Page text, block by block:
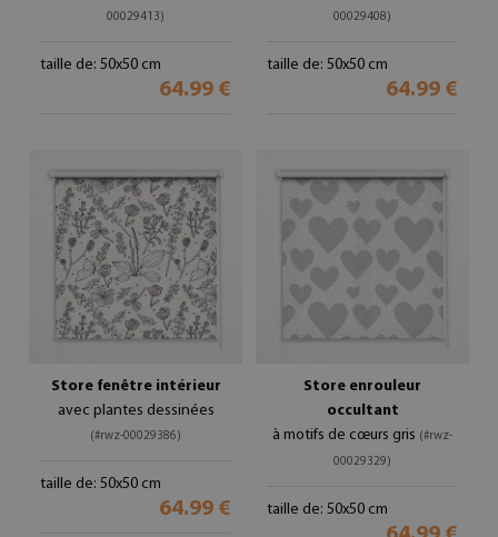
00029413)
taille de: 50x50 cm
64.99 €
00029408)
taille de: 50x50 cm
64.99 €
Store fenêtre intérieur
avec plantes dessinées
(#rwz-00029386)
taille de: 50x50 cm
64.99 €
Store enrouleur
occultant
à motifs de cœurs gris (#rwz-
00029329)
taille de: 50x50 cm